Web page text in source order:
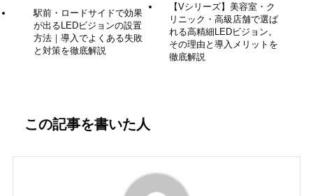
駅前・ロードサイドで効果
が出るLEDビジョンの設置
方法｜導入でよくある失敗
と対策を徹底解説
【Vシリーズ】美容室・ク
リニック・高級店舗で選ば
れる高精細LEDビジョン。
その理由と導入メリットを
徹底解説
この記事を書いた人